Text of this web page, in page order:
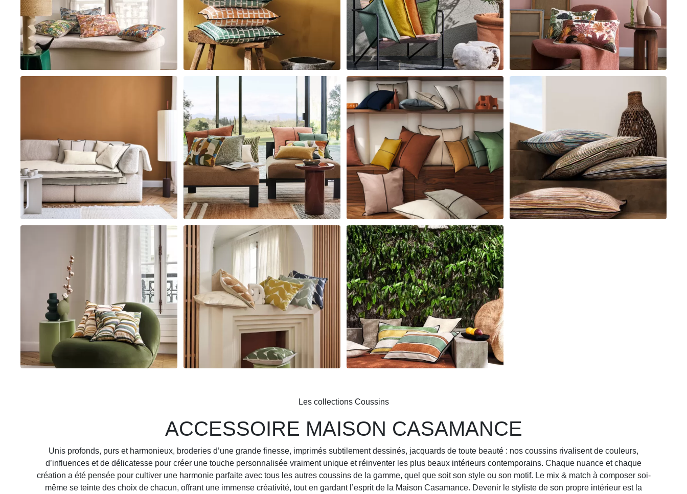
Les collections Coussins
ACCESSOIRE MAISON CASAMANCE
Unis profonds, purs et harmonieux, broderies d’une grande finesse, imprimés subtilement dessinés, jacquards de toute beauté : nos coussins rivalisent de couleurs,
d’influences et de délicatesse pour créer une touche personnalisée vraiment unique et réinventer les plus beaux intérieurs contemporains. Chaque nuance et chaque
création a été pensée pour cultiver une harmonie parfaite avec tous les autres coussins de la gamme, quel que soit son style ou son motif. Le mix & match à composer soi-
même se teinte des choix de chacun, offrant une immense créativité, tout en gardant l’esprit de la Maison Casamance. Devenir le styliste de son propre intérieur est la